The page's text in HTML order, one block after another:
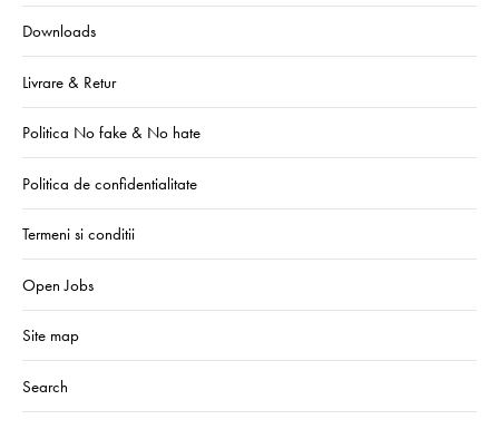
Downloads
Livrare & Retur
Politica No fake & No hate
Politica de confidentialitate
Termeni si conditii
Open Jobs
Site map
Search